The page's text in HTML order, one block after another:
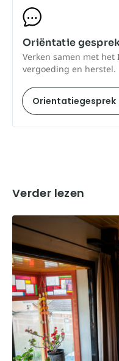
Oriëntatie
Verken samen met
vergoeding en herstel.
Orientatiegesprek
Verder lezen